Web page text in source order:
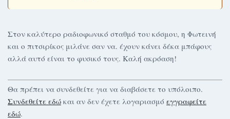
Log in
Στον καλύτερο ραδιοφωνικό σταθμό του κόσμου, η Φωτεινή
και ο πιτσιρίκος μιλάνε σαν να. έχουν κάνει δέκα μπάφους
αλλά αυτό είναι το φυσικό τους. Καλή ακρόαση!
Θα πρέπει να συνδεθείτε για να διαβάσετε το υπόλοιπο.
Συνδεθείτε εδώ και αν δεν έχετε λογαριασμό εγγραφείτε
εδώ.